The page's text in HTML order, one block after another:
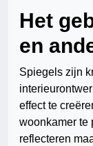
Het
en
Spiegels zijn
effect te
woonkamer te
reflecteren